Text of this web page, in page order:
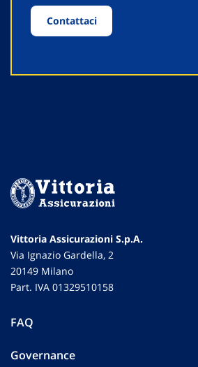
Contattaci
Vittoria Assicurazioni S.p.A.
Via Ignazio Gardella, 2
20149 Milano
Part. IVA 01329510158
FAQ
Governance